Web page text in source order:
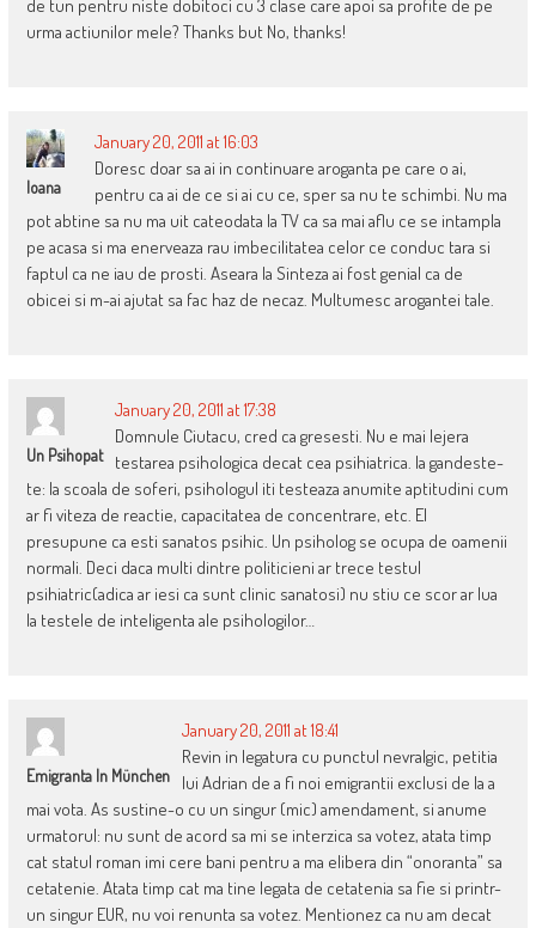
de tun pentru niste dobitoci cu 3 clase care apoi sa profite de pe
urma actiunilor mele? Thanks but No, thanks!
Ioana
January 20, 2011 at 16:03
Doresc doar sa ai in continuare aroganta pe care o ai,
pentru ca ai de ce si ai cu ce, sper sa nu te schimbi. Nu ma
pot abtine sa nu ma uit cateodata la TV ca sa mai aflu ce se intampla
pe acasa si ma enerveaza rau imbecilitatea celor ce conduc tara si
faptul ca ne iau de prosti. Aseara la Sinteza ai fost genial ca de
obicei si m-ai ajutat sa fac haz de necaz. Multumesc arogantei tale.
Un Psihopat
January 20, 2011 at 17:38
Domnule Ciutacu, cred ca gresesti. Nu e mai lejera
testarea psihologica decat cea psihiatrica. Ia gandeste-
te: la scoala de soferi, psihologul iti testeaza anumite aptitudini cum
ar fi viteza de reactie, capacitatea de concentrare, etc. El
presupune ca esti sanatos psihic. Un psiholog se ocupa de oamenii
normali. Deci daca multi dintre politicieni ar trece testul
psihiatric(adica ar iesi ca sunt clinic sanatosi) nu stiu ce scor ar lua
la testele de inteligenta ale psihologilor…
Emigranta In München
January 20, 2011 at 18:41
Revin in legatura cu punctul nevralgic, petitia
lui Adrian de a fi noi emigrantii exclusi de la a
mai vota. As sustine-o cu un singur (mic) amendament, si anume
urmatorul: nu sunt de acord sa mi se interzica sa votez, atata timp
cat statul roman imi cere bani pentru a ma elibera din “onoranta” sa
cetatenie. Atata timp cat ma tine legata de cetatenia sa fie si printr-
un singur EUR, nu voi renunta sa votez. Mentionez ca nu am decat